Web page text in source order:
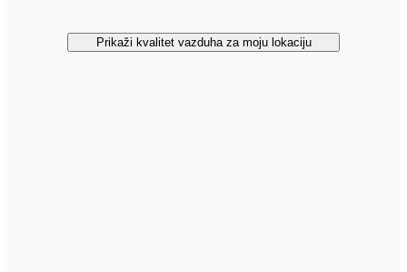
Prikaži kvalitet vazduha za moju lokaciju